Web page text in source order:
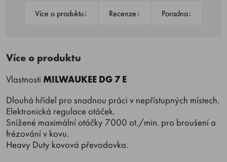
Více o produktu↓ Recenze↓ Poradna↓
Více o produktu
Vlastnosti MILWAUKEE DG 7 E
Dlouhá hřídel pro snadnou práci v nepřístupných místech.
Elektronická regulace otáček.
Snížené maximální otáčky 7000 ot./min. pro broušení a
frézování v kovu.
Heavy Duty kovová převodovka.